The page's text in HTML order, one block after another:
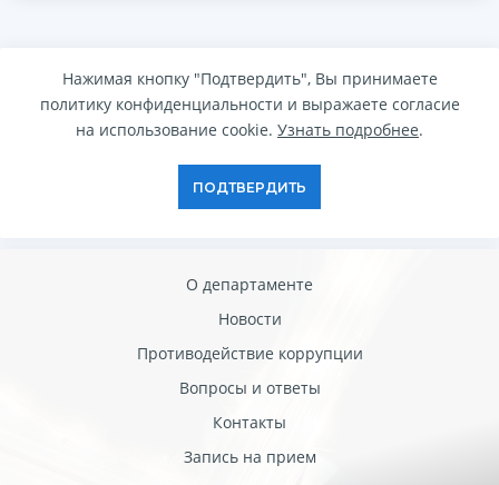
Нажимая кнопку "Подтвердить", Вы принимаете
политику конфиденциальности и выражаете согласие
на использование cookie. Узнать подробнее.
ПОДТВЕРДИТЬ
О департаменте
Новости
Противодействие коррупции
Вопросы и ответы
Контакты
Запись на прием